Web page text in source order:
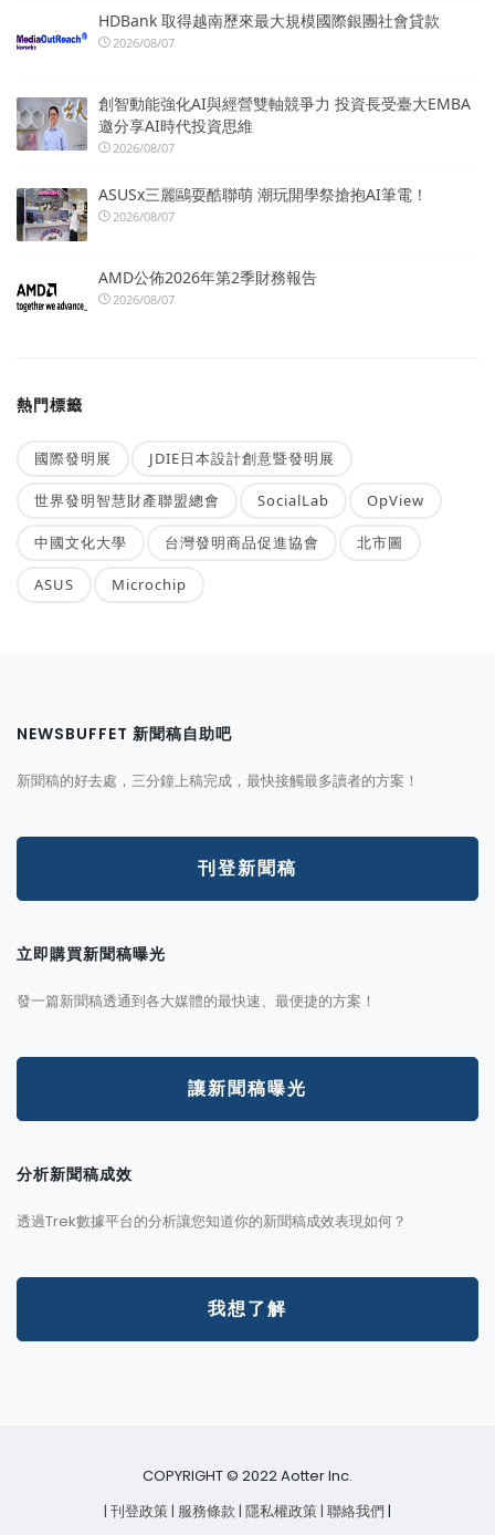
HDBank 取得越南歷來最大規模國際銀團社會貸款
2026/08/07
創智動能強化AI與經營雙軸競爭力 投資長受臺大EMBA
邀分享AI時代投資思維
2026/08/07
ASUSx三麗鷗耍酷聯萌 潮玩開學祭搶抱AI筆電！
2026/08/07
AMD公佈2026年第2季財務報告
2026/08/07
熱門標籤
國際發明展 JDIE日本設計創意暨發明展
世界發明智慧財產聯盟總會 SocialLab OpView
中國文化大學 台灣發明商品促進協會 北市圖
ASUS Microchip
NEWSBUFFET 新聞稿自助吧
新聞稿的好去處，三分鐘上稿完成，最快接觸最多讀者的方案！
刊登新聞稿
立即購買新聞稿曝光
發一篇新聞稿透通到各大媒體的最快速、最便捷的方案！
讓新聞稿曝光
分析新聞稿成效
透過Trek數據平台的分析讓您知道你的新聞稿成效表現如何？
我想了解
COPYRIGHT © 2022 Aotter Inc.
| 刊登政策| 服務條款| 隱私權政策| 聯絡我們 |